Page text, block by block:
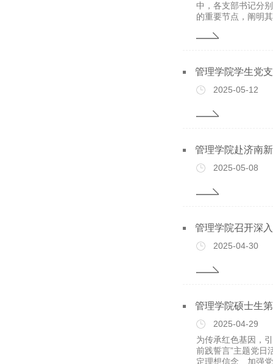
中，各支部书记分
的重要节点，阐明
管理学院学生党
2025-05-12
管理学院赴济南
2025-05-08
管理学院召开深
2025-04-30
管理学院硕士生
2025-04-29
为传承红色基因，
前践誓言”主题党日
定理想信念、加强